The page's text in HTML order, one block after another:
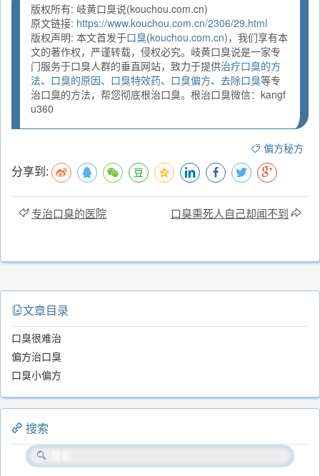
版权所有: 岐黄口臭说(kouchou.com.cn)
原文链接: https://www.kouchou.com.cn/2306/29.html
版权声明: 本文首发于口臭(kouchou.com.cn)，我们享有本
文的著作权，严谨转载，侵权必究。岐黄口臭说是一家专
门服务于口臭人群的垂直网站，致力于提供治疗口臭的方
法、 口臭的原因、 口臭特效药、 口臭偏方、 去除口臭等专
治口臭的方法，帮您彻底根治口臭。根治口臭微信：kangf
u360
偏方秘方
分享到:
专治口臭的医院 口臭熏死人自己却闻不到
文章目录
口臭很难治
偏方治口臭
口臭小偏方
搜索